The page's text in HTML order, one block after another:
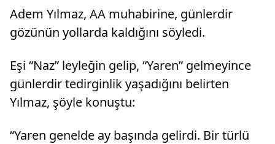
Adem Yılmaz, AA muhabirine, günlerdir
gözünün yollarda kaldığını söyledi.
Eşi “Naz” leyleğin gelip, “Yaren” gelmeyince
günlerdir tedirginlik yaşadığını belirten
Yılmaz, şöyle konuştu:
“Yaren genelde ay başında gelirdi. Bir türlü